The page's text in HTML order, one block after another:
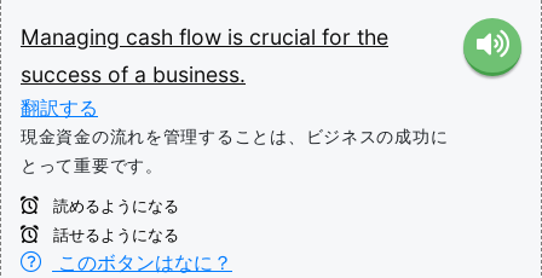
Managing cash flow is crucial for the
success of a business.
翻訳する
現金資金の流れを管理することは、ビジネスの成功に
とって重要です。
読めるようになる
話せるようになる
このボタンはなに？